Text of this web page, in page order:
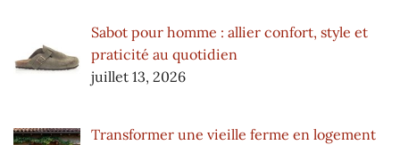
Sabot pour homme : allier confort, style et
praticité au quotidien
juillet 13, 2026
Transformer une vieille ferme en logement